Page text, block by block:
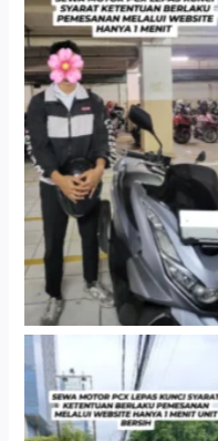
Hotel Kartika Chandra,
Jakarta Selatan